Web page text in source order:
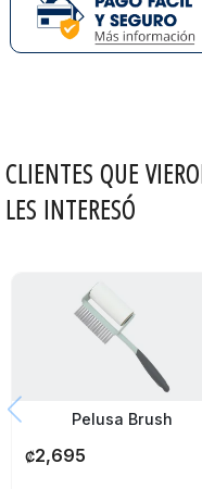
CLIENTES QUE
LES INTERESÓ
Pelusa Brush
₡2,695